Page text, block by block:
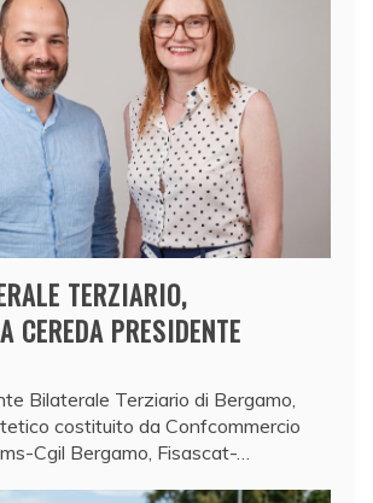
TERZIARIO,
CEREDA PRESIDENTE
Bilaterale Terziario di Bergamo,
costituito da Confcommercio
Cgil Bergamo, Fisascat-…